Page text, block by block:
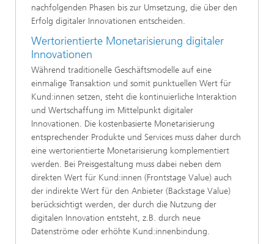
nachfolgenden Phasen bis zur Umsetzung, die über den
Erfolg digitaler Innovationen entscheiden.
Wertorientierte Monetarisierung digitaler
Innovationen
Während traditionelle Geschäftsmodelle auf eine
einmalige Transaktion und somit punktuellen Wert für
Kund:innen setzen, steht die kontinuierliche Interaktion
und Wertschaffung im Mittelpunkt digitaler
Innovationen. Die kostenbasierte Monetarisierung
entsprechender Produkte und Services muss daher durch
eine wertorientierte Monetarisierung komplementiert
werden. Bei Preisgestaltung muss dabei neben dem
direkten Wert für Kund:innen (Frontstage Value) auch
der indirekte Wert für den Anbieter (Backstage Value)
berücksichtigt werden, der durch die Nutzung der
digitalen Innovation entsteht, z.B. durch neue
Datenströme oder erhöhte Kund:innenbindung.